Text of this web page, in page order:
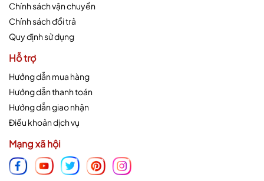
Chính sách vận chuyển
Chính sách đổi trả
Quy định sử dụng
Hỗ trợ
Hướng dẫn mua hàng
Hướng dẫn thanh toán
Hướng dẫn giao nhận
Điều khoản dịch vụ
Mạng xã hội